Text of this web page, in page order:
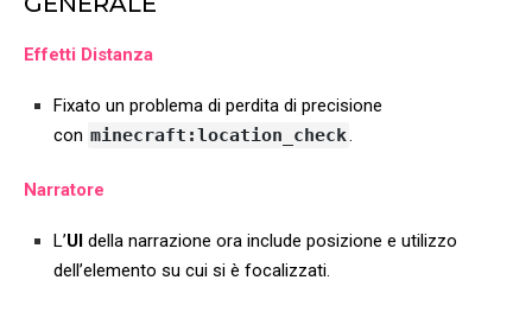
Effetti Distanza
Fixato un problema di perdita di precisione
con minecraft:location_check.
Narratore
L’UI della narrazione ora include posizione e utilizzo
dell’elemento su cui si è focalizzati.